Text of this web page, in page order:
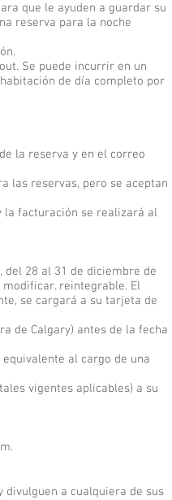
que le ayuden a guardar su
reserva para la noche
Se puede incurrir en un
de día completo por
la reserva y en el correo
las reservas, pero se aceptan
la facturación se realizará al
del 28 al 31 de diciembre de
reintegrable. El
se cargará a su tarjeta de
de Calgary) antes de la fecha
al cargo de una
vigentes aplicables) a su
.
divulguen a cualquiera de sus